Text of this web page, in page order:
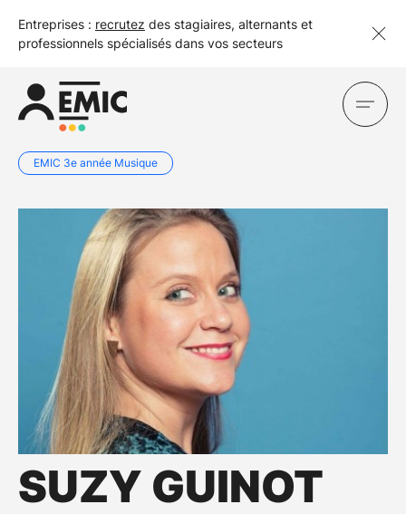
Entreprises : recrutez des stagiaires, alternants et
professionnels spécialisés dans vos secteurs
EMIC 3e année Musique
SUZY GUINOT